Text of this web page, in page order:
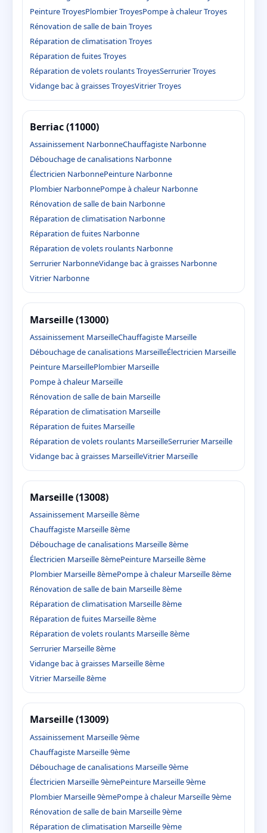
Peinture TroyesPlombier TroyesPompe à chaleur Troyes
Rénovation de salle de bain Troyes
Réparation de climatisation Troyes
Réparation de fuites Troyes
Réparation de volets roulants TroyesSerrurier Troyes
Vidange bac à graisses TroyesVitrier Troyes
Berriac (11000)
Assainissement NarbonneChauffagiste Narbonne
Débouchage de canalisations Narbonne
Électricien NarbonnePeinture Narbonne
Plombier NarbonnePompe à chaleur Narbonne
Rénovation de salle de bain Narbonne
Réparation de climatisation Narbonne
Réparation de fuites Narbonne
Réparation de volets roulants Narbonne
Serrurier NarbonneVidange bac à graisses Narbonne
Vitrier Narbonne
Marseille (13000)
Assainissement MarseilleChauffagiste Marseille
Débouchage de canalisations MarseilleÉlectricien Marseille
Peinture MarseillePlombier Marseille
Pompe à chaleur Marseille
Rénovation de salle de bain Marseille
Réparation de climatisation Marseille
Réparation de fuites Marseille
Réparation de volets roulants MarseilleSerrurier Marseille
Vidange bac à graisses MarseilleVitrier Marseille
Marseille (13008)
Assainissement Marseille 8ème
Chauffagiste Marseille 8ème
Débouchage de canalisations Marseille 8ème
Électricien Marseille 8èmePeinture Marseille 8ème
Plombier Marseille 8èmePompe à chaleur Marseille 8ème
Rénovation de salle de bain Marseille 8ème
Réparation de climatisation Marseille 8ème
Réparation de fuites Marseille 8ème
Réparation de volets roulants Marseille 8ème
Serrurier Marseille 8ème
Vidange bac à graisses Marseille 8ème
Vitrier Marseille 8ème
Marseille (13009)
Assainissement Marseille 9ème
Chauffagiste Marseille 9ème
Débouchage de canalisations Marseille 9ème
Électricien Marseille 9èmePeinture Marseille 9ème
Plombier Marseille 9èmePompe à chaleur Marseille 9ème
Rénovation de salle de bain Marseille 9ème
Réparation de climatisation Marseille 9ème